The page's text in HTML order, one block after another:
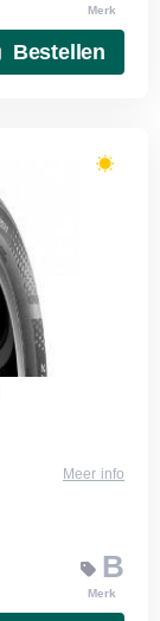
Merk
Bestellen
Meer info
B
Merk